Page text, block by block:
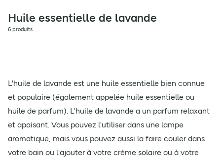
Huile essentielle de lavande
6 produits
L'huile de lavande est une huile essentielle bien connue
et populaire (également appelée huile essentielle ou
huile de parfum). L'huile de lavande a un parfum relaxant
et apaisant. Vous pouvez l'utiliser dans une lampe
aromatique, mais vous pouvez aussi la faire couler dans
votre bain ou l'ajouter à votre crème solaire ou à votre